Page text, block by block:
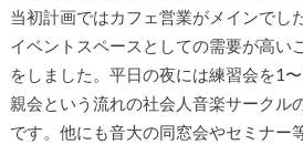
当初計画ではカフェ営業がメインでし
イベントスペースとしての需要が高い
をしました。平日の夜には練習会を1
親会という流れの社会人音楽サークル
です。他にも音大の同窓会やセミナー